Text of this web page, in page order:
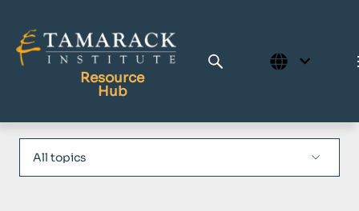
Resource
Hub
Publications